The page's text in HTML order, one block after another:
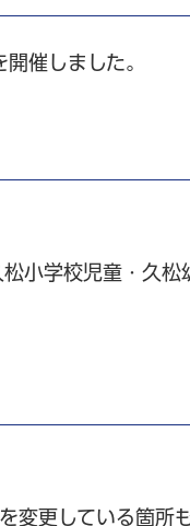
催しました。
小学校児童・久松
変更している箇所